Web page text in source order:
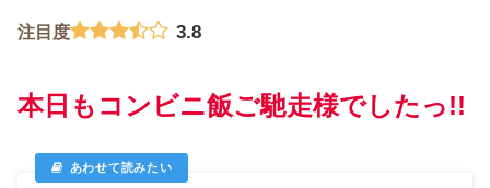
注目度 3.8
本日もコンビニ飯ご馳走様でしたっ!!